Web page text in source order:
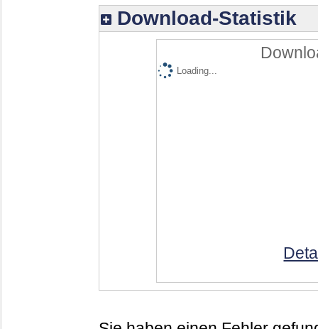
Download-Statistik
Loading...